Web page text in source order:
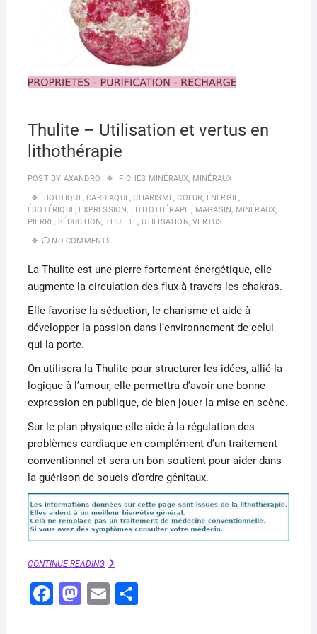
Thulite – Utilisation et vertus en
lithothérapie
POST BY AXANDRO FICHES MINÉRAUX, MINÉRAUX
BOUTIQUE,CARDIAQUE,CHARISME,COEUR, ÉNERGIE,
ÉSOTÉRIQUE, EXPRESSION, LITHOTHÉRAPIE, MAGASIN, MINÉRAUX,
PIERRE, SÉDUCTION, THULITE, UTILISATION,VERTUS
NO COMMENTS
La Thulite est une pierre fortement énergétique, elle
augmente la circulation des flux à travers les chakras.
Elle favorise la séduction, le charisme et aide à
développer la passion dans l’environnement de celui
qui la porte.
On utilisera la Thulite pour structurer les idées, allié la
logique à l’amour, elle permettra d’avoir une bonne
expression en publique, de bien jouer la mise en scène.
Sur le plan physique elle aide à la régulation des
problèmes cardiaque en complément d’un traitement
conventionnel et sera un bon soutient pour aider dans
la guérison de soucis d’ordre génitaux.
CONTINUE READINGTHULITE
UTILISATION
ET
F
M
E